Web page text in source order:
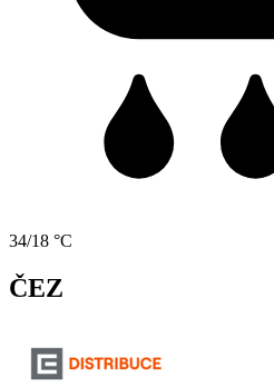
34/18 °C
ČEZ